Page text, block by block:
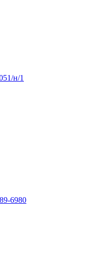
н/1
6980